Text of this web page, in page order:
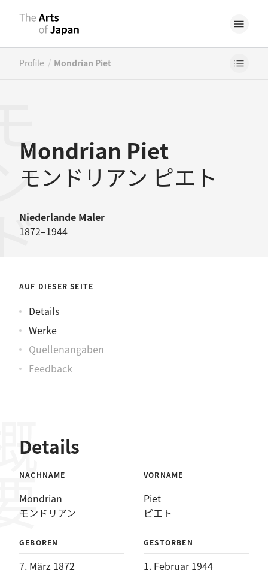
Profile / Mondrian Piet
Mondrian Piet
モンドリアン ピエト
Niederlande Maler
1872–1944
エト
AUF DIESER SEITE
Details
Werke
Quellenangaben
Feedback
Details
NACHNAME
Mondrian
モンドリアン
VORNAME
Piet
ピエト
GEBOREN
7. März 1872
GESTORBEN
1. Februar 1944